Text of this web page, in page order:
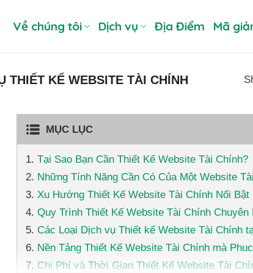
Về chúng tôi Dịch vụ Địa Điểm Mã
THIẾT KẾ WEBSITE TÀI CHÍNH
MỤC LỤC
Tại Sao Bạn Cần Thiết Kế Website Tài Chính?
Những Tính Năng Cần Có Của Một Website
Xu Hướng Thiết Kế Website Tài Chính Nổi Bật
Quy Trình Thiết Kế Website Tài Chính Chuyên
Các Loại Dịch vụ Thiết kế Website Tài Chính
Nền Tảng Thiết Kế Website Tài Chính mà
Chi Phí và Thời Gian Thiết Kế Website Tài